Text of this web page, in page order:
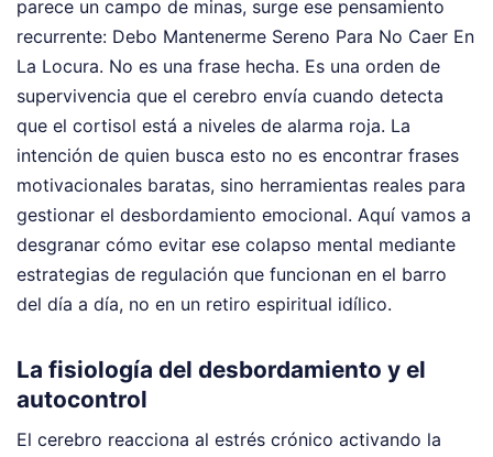
parece un campo de minas, surge ese pensamiento
recurrente: Debo Mantenerme Sereno Para No Caer En
La Locura. No es una frase hecha. Es una orden de
supervivencia que el cerebro envía cuando detecta
que el cortisol está a niveles de alarma roja. La
intención de quien busca esto no es encontrar frases
motivacionales baratas, sino herramientas reales para
gestionar el desbordamiento emocional. Aquí vamos a
desgranar cómo evitar ese colapso mental mediante
estrategias de regulación que funcionan en el barro
del día a día, no en un retiro espiritual idílico.
La fisiología del desbordamiento y el
autocontrol
El cerebro reacciona al estrés crónico activando la